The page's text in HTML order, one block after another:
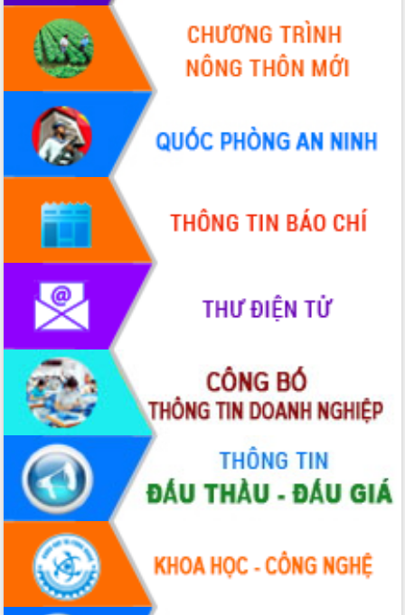
Quyết liệt tháo gỡ vướng mắc, đẩy
nhanh tiến độ các dự án trọng điểm
trong Khu kinh tế Nam Phú Yên
Hòn Yến phát triển du lịch gắn với bảo
tồn biển
Lấy ý kiến điều chỉnh Quy hoạch tỉnh
Đắk Lắk thời kỳ 2021-2030, tầm nhìn
đến năm 2050
Phát động chiến dịch 30 ngày đêm
giải phóng mặt bằng Tuyến đường bộ
ven biển
Đắk Lắk nỗ lực thúc đẩy tăng trưởng
kinh tế từ 10% trở lên trong Quý
II/2026
Đắk Lắk ký kết thỏa thuận hợp tác về
chuyển đổi số giai đoạn 2026 – 2030
với Tập đoàn Bưu chính Viễn thông
Việt Nam
Thứ trưởng Bộ Y tế làm việc với tỉnh
Đắk Lắk về phát triển nhân lực y tế
cho trạm y tế cấp xã
Du lịch Đắk Lắk nâng tầm trải nghiệm
du khách thông qua Hệ thống cơ sở dữ
liệu và Bản đồ số
Tập huấn ứng dụng trí tuệ nhân tạo (AI)
trong thương mại điện tử năm 2026
Đoàn đại biểu Quốc hội tỉnh Đắk Lắk
trao đổi thông tin trước Kỳ họp thứ
nhất, Quốc hội khóa XVI
Quyết liệt cải cách hành chính, khơi
thông nguồn lực phát triển